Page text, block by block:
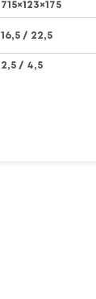
715×123×175
16,5 / 22,5
2,5 / 4,5